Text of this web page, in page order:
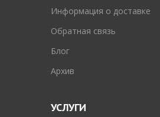
Информация о доставке
Обратная связь
Блог
Архив
УСЛУГИ